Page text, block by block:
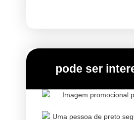
pode ser